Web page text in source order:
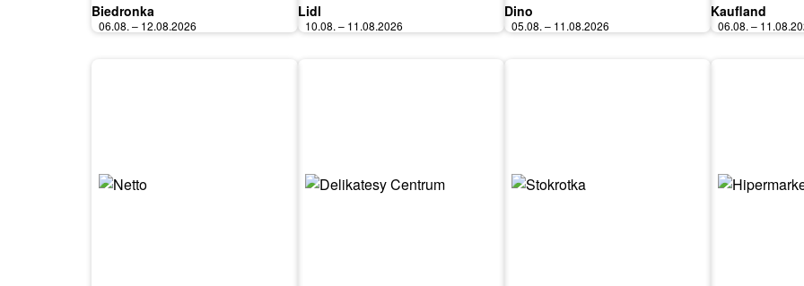
Biedronka
06.08. – 12.08.2026
Lidl
10.08. – 11.08.2026
Dino
05.08. – 11.08.2026
Kaufland
06.08. –